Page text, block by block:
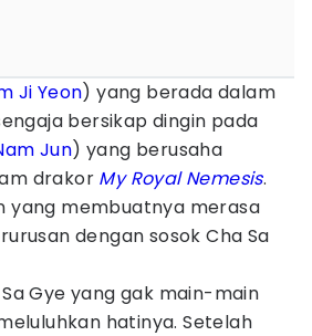
Ji Yeon) yang berada dalam
bersikap dingin pada
Jun) yang berusaha
drakor My Royal Nemesis.
yang membuatnya merasa
dengan sosok Cha Sa
Gye yang gak main-main
hatinya. Setelah